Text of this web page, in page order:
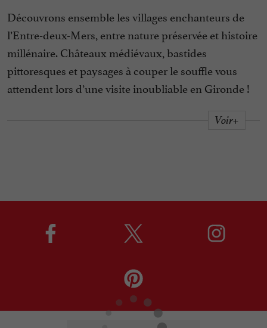
Découvrons ensemble les villages enchanteurs de
l’Entre-deux-Mers, entre nature préservée et histoire
millénaire. Châteaux médiévaux, bastides
pittoresques et paysages à couper le souffle vous
attendent lors d’une visite inoubliable en Gironde !
Voir+